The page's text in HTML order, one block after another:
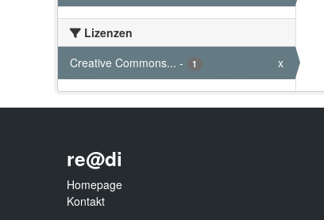
Lizenzen
Creative Commons... - 1 x
re@di
Homepage
Kontakt